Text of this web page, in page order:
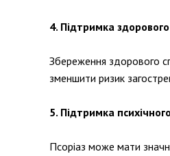
4. Підтримка
Збереження здорового
зменшити ризик
5. Підтримка
Псоріаз може мати